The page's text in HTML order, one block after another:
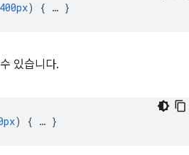
400px) { … }
있습니다.
) { … }